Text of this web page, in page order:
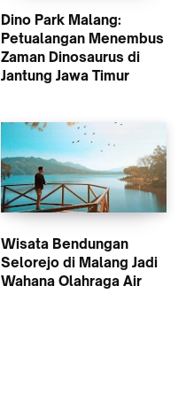
Dino Park Malang:
Petualangan Menembus
Zaman Dinosaurus di
Jantung Jawa Timur
Wisata Bendungan
Selorejo di Malang Jadi
Wahana Olahraga Air